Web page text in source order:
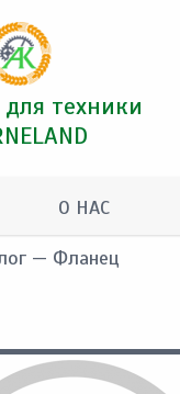
техники
О НАС
— Фланец